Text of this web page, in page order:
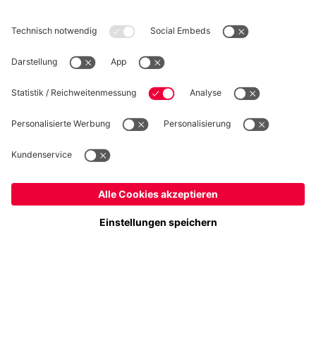
WIDERRUF
Datenschutz
Cookie Details
Preise inklusive MwSt. und zzgl. Versandkosten
© FC Bayern München AG
FC Bayern München AG, Säbener Str. 51-57, 81547 München
Ja,Deutschland, um dorthin zu liefern!
Nein,Global, um dorthin zu liefern!